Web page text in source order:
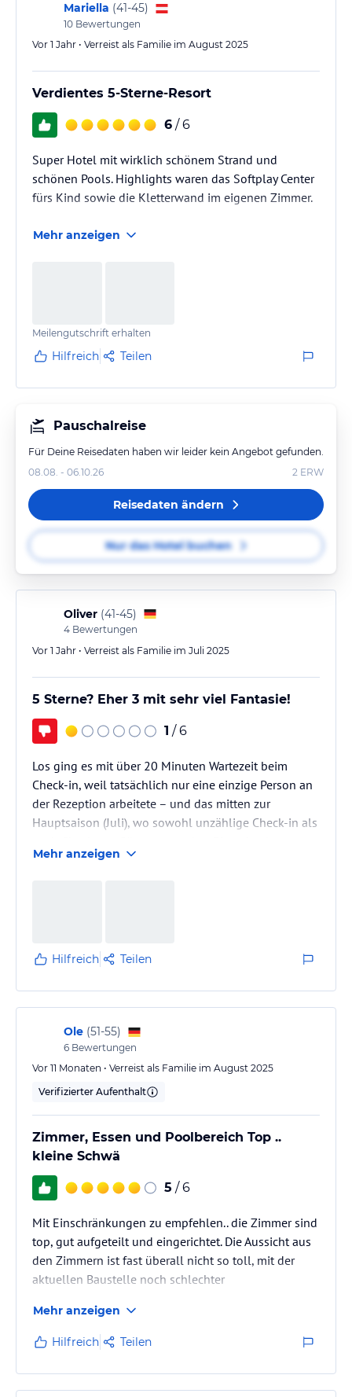
Mariella (41-45)
10 Bewertungen
Vor 1 Jahr • Verreist als Familie im August 2025
Verdientes 5-Sterne-Resort
6 / 6
Super Hotel mit wirklich schönem Strand und
schönen Pools. Highlights waren das Softplay Center
fürs Kind sowie die Kletterwand im eigenen Zimmer.
Mehr anzeigen
Meilengutschrift erhalten
Hilfreich Teilen
Pauschalreise
Für Deine Reisedaten haben wir leider kein Angebot gefunden.
08.08. - 06.10.26
2 ERW
Reisedaten ändern
Nur das Hotel buchen
Oliver (41-45)
4 Bewertungen
Vor 1 Jahr • Verreist als Familie im Juli 2025
5 Sterne? Eher 3 mit sehr viel Fantasie!
1 / 6
Los ging es mit über 20 Minuten Wartezeit beim
Check-in, weil tatsächlich nur eine einzige Person an
der Rezeption arbeitete – und das mitten zur
Hauptsaison (Juli), wo sowohl unzählige Check-in als
Enttäuschung zu Beginn des Urlaubs.
interessiert sich offensichtlich nicht für
Zweimal blieben wir im Aufzug stecken –…
Mehr anzeigen
Hilfreich Teilen
Ole (51-55)
6 Bewertungen
Vor 11 Monaten • Verreist als Familie im August 2025
Verifizierter Aufenthalt
Zimmer, Essen und Poolbereich Top ..
kleine Schwä
5 / 6
Mit Einschränkungen zu empfehlen.. die Zimmer sind
top, gut aufgeteilt und eingerichtet. Die Aussicht aus
den Zimmern ist fast überall nicht so toll, mit der
aktuellen Baustelle noch schlechter
Mehr anzeigen
Hilfreich Teilen